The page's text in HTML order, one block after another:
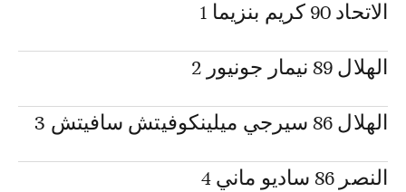
الاتحاد 90 كريم بنزيما 1
الهلال 89 نيمار جونيور 2
الهلال 86 سيرجي ميلينكوفيتش سافيتش 3
النصر 86 ساديو ماني 4